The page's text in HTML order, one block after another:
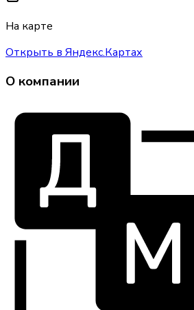
На карте
Открыть в Яндекс.Картах
О компании